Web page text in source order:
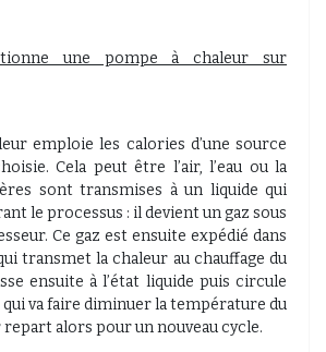
une pompe à chaleur sur
emploie les calories d’une source
Cela peut être l’air, l’eau ou la
sont transmises à un liquide qui
le processus : il devient un gaz sous
Ce gaz est ensuite expédié dans
transmet la chaleur au chauffage du
ensuite à l’état liquide puis circule
va faire diminuer la température du
alors pour un nouveau cycle.